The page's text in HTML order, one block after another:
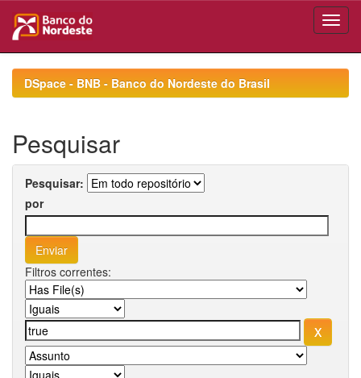
navigationDSpace - BNB - Banco do Nordeste do Brasil
Pesquisar
Pesquisar:
por
Filtros correntes: